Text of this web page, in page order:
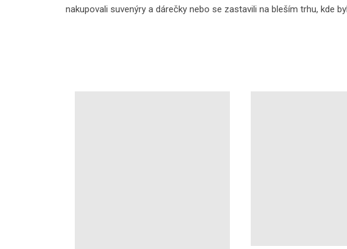
nakupovali suvenýry a dárečky nebo se zastavili na bleším trhu, kde